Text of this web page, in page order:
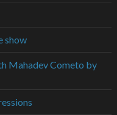
show
Mahadev Cometo by